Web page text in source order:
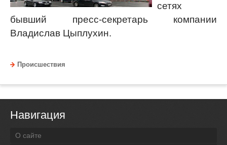
сетях
бывший пресс-секретарь компании
Владислав Цыплухин.
Происшествия
Навигация
О сайте